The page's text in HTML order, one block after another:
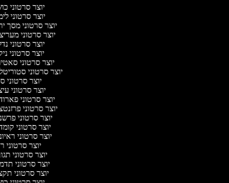
יוצר סרטוני
יוצר סרטוני
יוצר סרטוני מסך
יוצר סרטוני
יוצר סרטוני
יוצר סרטוני
יוצר סרטוני
יוצר סרטוני
יוצר סרטוני
יוצר סרטוני
יוצר סרטוני
יוצר סרטוני
יוצר סרטוני
יוצר סרטוני
יוצר סרטוני
יוצר סרטוני
יוצר סרטוני
יוצר סרטוני
יוצר סרטוני